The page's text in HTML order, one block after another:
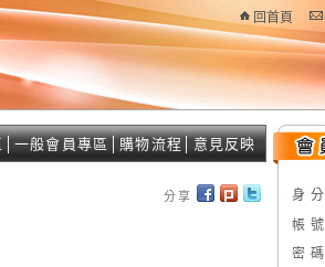
回首頁
身分
帳號
密碼
一般會員專區 購物流程 意見反映
分享